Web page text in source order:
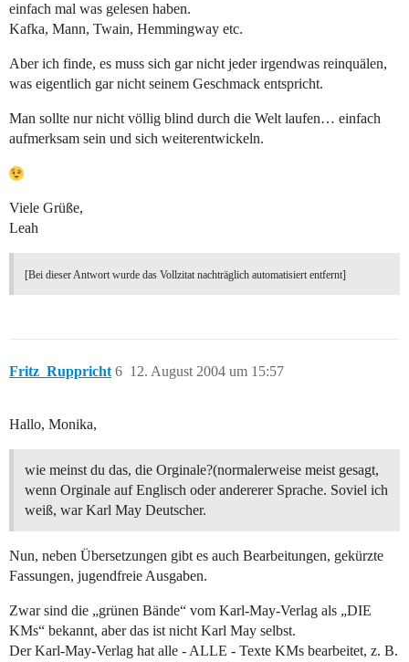
einfach mal was gelesen haben.
Kafka, Mann, Twain, Hemmingway etc.
Aber ich finde, es muss sich gar nicht jeder irgendwas reinquälen,
was eigentlich gar nicht seinem Geschmack entspricht.
Man sollte nur nicht völlig blind durch die Welt laufen… einfach
aufmerksam sein und sich weiterentwickeln.
Viele Grüße,
Leah
[Bei dieser Antwort wurde das Vollzitat nachträglich automatisiert entfernt]
Fritz_Ruppricht 12. August 2004 um 15:57
6
Hallo, Monika,
wie meinst du das, die Orginale?(normalerweise meist gesagt,
wenn Orginale auf Englisch oder andererer Sprache. Soviel ich
weiß, war Karl May Deutscher.
Nun, neben Übersetzungen gibt es auch Bearbeitungen, gekürzte
Fassungen, jugendfreie Ausgaben.
Zwar sind die „grünen Bände“ vom Karl-May-Verlag als „DIE
KMs“ bekannt, aber das ist nicht Karl May selbst.
Der Karl-May-Verlag hat alle - ALLE - Texte KMs bearbeitet, z. B.